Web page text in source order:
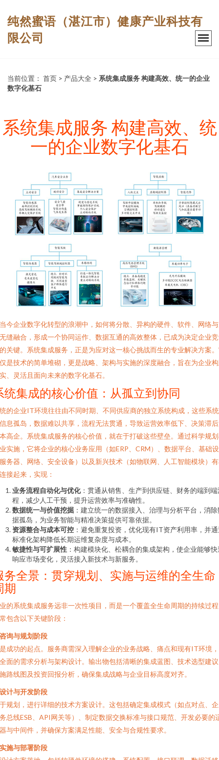
纯然蜜语（湛江市）健康产业科技有
限公司
当前位置： 首页 > 产品大全 > 系统集成服务 构建高效、统一的企业
数字化基石
系统集成服务 构建高效、统
一的企业数字化基石
今企业数字化转型的浪潮中，如何将分散、异构的硬件、软件、网络
缝融合，形成一个协同运作、数据互通的高效整体，已成为决定企业
关键。系统集成服务，正是为应对这一核心挑战而生的专业解决方案
是技术的简单堆砌，更是战略、架构与实施的深度融合，旨在为企业
、灵活且面向未来的数字化基石。
统集成的核心价值：从孤立到协同
的企业IT环境往往由不同时期、不同供应商的独立系统构成，这些系
息孤岛，数据难以共享，流程无法贯通，导致运营效率低下、决策滞
高企。系统集成服务的核心价值，就在于打破这些壁垒。通过科学规
实施，它将企业的核心业务应用（如ERP、CRM）、数据平台、基础
务器、网络、安全设备）以及新兴技术（如物联网、人工智能模块）
接起来，实现：
业务流程自动化与优化：贯通从销售、生产到供应链、财务的端到端
程，减少人工干预，提升运营效率与准确性。
数据统一与价值挖掘 ：建立统一的数据接入、治理与分析平台，消
据孤岛，为业务智能与精准决策提供可靠依据。
资源整合与成本可控 ：避免重复投资，优化现有IT资产利用率，并
标准化架构降低长期运维复杂度与成本。
敏捷性与可扩展性 ：构建模块化、松耦合的集成架构，使企业能够
响应市场变化，灵活接入新技术与新服务。
务全景：贯穿规划、实施与运维的全生命
期
的系统集成服务远非一次性项目，而是一个覆盖全生命周期的持续过
包含以下关键阶段：
询与规划阶段
成功的起点。服务商需深入理解企业的业务战略、痛点和现有IT环境
面的需求分析与架构设计。输出物包括清晰的集成蓝图、技术选型建
路线图及投资回报分析，确保集成战略与企业目标高度对齐。
计与开发阶段
规划，进行详细的技术方案设计。这包括确定集成模式（如点对点、
总线ESB、API网关等）、制定数据交换标准与接口规范、开发必要的
与中间件，并确保方案满足性能、安全与合规性要求。
施与部署阶段